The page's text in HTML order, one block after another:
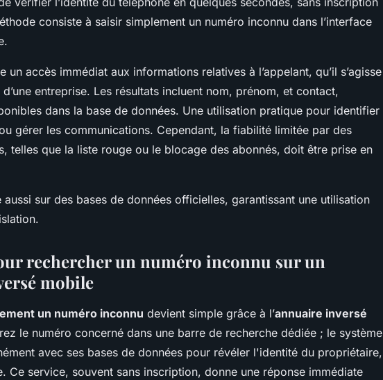
consiste à saisir simplement un numéro inconnu dans l’interface
un accès immédiat aux informations relatives à l’appelant, qu’il s’agisse
d’une entreprise. Les résultats incluent nom, prénom, et contact,
dans la base de données. Une utilisation pratique pour identifier
gérer les communications. Cependant, la fiabilité limitée par des
telles que la liste rouge ou le blocage des abonnés, doit être prise en
aussi sur des bases de données officielles, garantissant une utilisation
rechercher un numéro inconnu sur un
mobile
un numéro inconnu devient simple grâce à l’annuaire inversé
le numéro concerné dans une barre de recherche dédiée ; le système
avec ses bases de données pour révéler l'identité du propriétaire,
Ce service, souvent sans inscription, donne une réponse immédiate